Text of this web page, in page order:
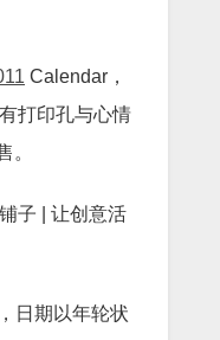
Calendar，
打印孔与心情
。
，日期以年轮状